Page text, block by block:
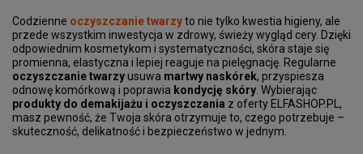
Codzienne oczyszczanie twarzyto nie tylko kwestia higieny, ale
przede wszystkim inwestycja w zdrowy, świeży wygląd cery. Dzięki
odpowiednim kosmetykom i systematyczności, skóra staje się
promienna, elastyczna i lepiej reaguje na pielęgnację. Regularne
oczyszczanie twarzyusuwa martwy naskórek, przyspiesza
odnowę komórkową i poprawia kondycję skóry . Wybierając
produkty do demakijażu i oczyszczania z oferty ELFASHOP.PL,
masz pewność, że Twoja skóra otrzymuje to, czego potrzebuje –
skuteczność, delikatność i bezpieczeństwo w jednym.